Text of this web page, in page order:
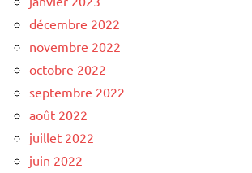
décembre 2022
novembre 2022
octobre 2022
septembre 2022
août 2022
juillet 2022
juin 2022